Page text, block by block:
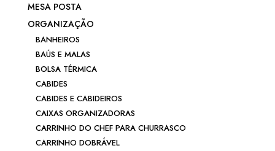
MESA POSTA
ORGANIZAÇÃO
BANHEIROS
BAÚS E MALAS
BOLSA TÉRMICA
CABIDES
CABIDES E CABIDEIROS
CAIXAS ORGANIZADORAS
CARRINHO DO CHEF PARA CHURRASCO
CARRINHO DOBRÁVEL